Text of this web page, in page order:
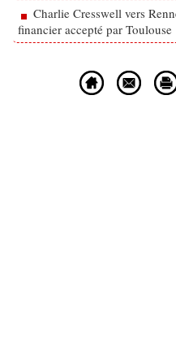
Charlie Cresswell vers
financier accepté par Toulouse